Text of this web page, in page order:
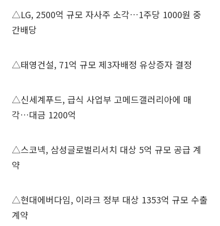
△LG, 2500억 규모 자사주 소각…1주당 1000원 중
간배당
△태영건설, 71억 규모 제3자배정 유상증자 결정
△신세계푸드, 급식 사업부 고메드갤러리아에 매
각…대금 1200억
△스코넥, 삼성글로벌리서치 대상 5억 규모 공급 계
약
△현대에버다임, 이라크 정부 대상 1353억 규모 수출
계약